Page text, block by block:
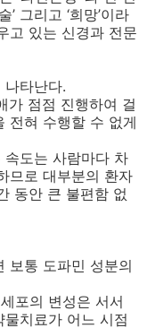
그리고 ‘희망’이라
고 있는 신경과 전문
타난다.
가 점점 진행하여 걸
전혀 수행할 수 없게
도는 사람마다 차
므로 대부분의 환자
동안 큰 불편함 없
보통 도파민 성분의
포의 변성은 서서
치료가 어느 시점